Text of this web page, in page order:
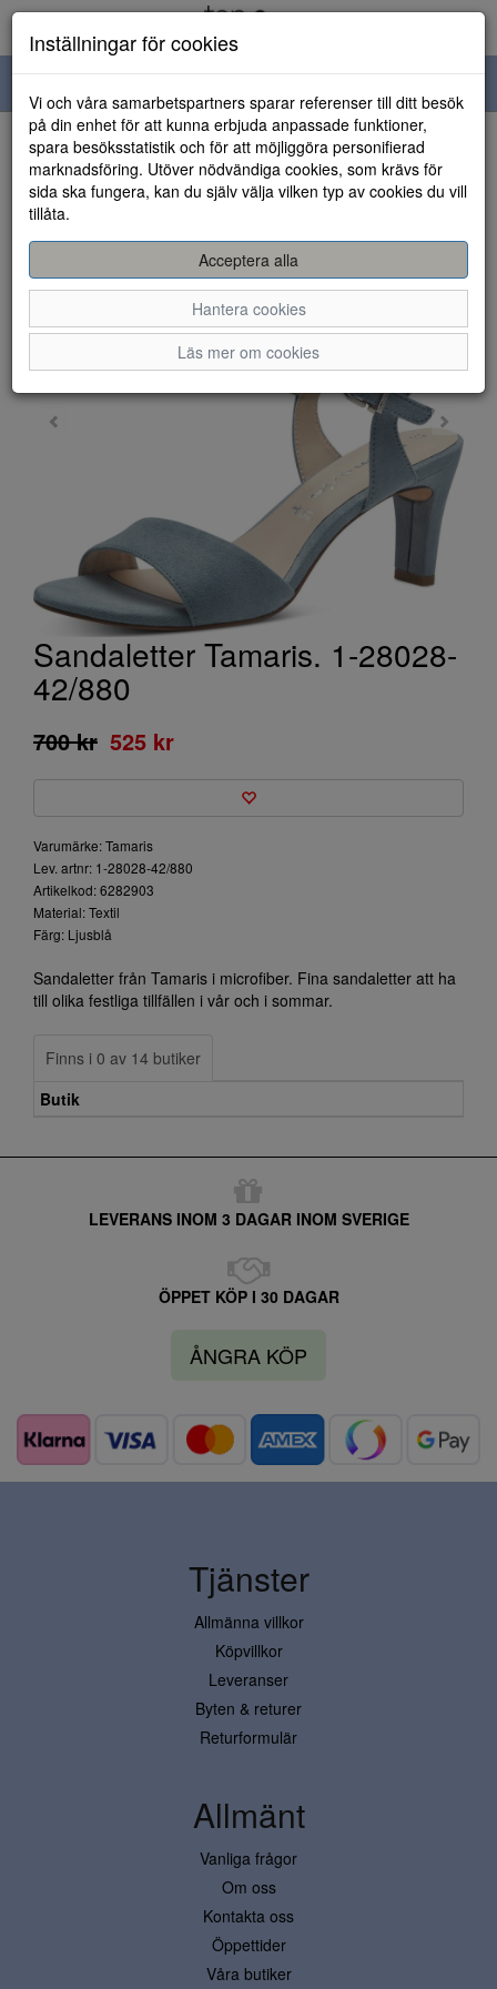
navigation
HEM
Sandaletter Tamaris. 1-28028-
42/880
700 kr 525 kr
Varumärke: Tamaris
Lev. artnr: 1-28028-42/880
Artikelkod: 6282903
Material: Textil
Färg: Ljusblå
Sandaletter från Tamaris i microfiber. Fina sandaletter att ha
till olika festliga tillfällen i vår och i sommar.
Finns i 0 av 14 butiker
Butik
LEVERANS INOM 3 DAGAR INOM SVERIGE
ÖPPET KÖP I 30 DAGAR
ÅNGRA KÖP
Inställningar för cookies
Vi och våra samarbetspartners sparar referenser till ditt besök
på din enhet för att kunna erbjuda anpassade funktioner,
spara besöksstatistik och för att möjliggöra personifierad
marknadsföring. Utöver nödvändiga cookies, som krävs för
sida ska fungera, kan du själv välja vilken typ av cookies du vill
tillåta.
Acceptera alla
Hantera cookies
Läs mer om cookies
Tjänster
Allmänna villkor
Köpvillkor
Leveranser
Byten & returer
Returformulär
Allmänt
Vanliga frågor
Om oss
Kontakta oss
Öppettider
Våra butiker